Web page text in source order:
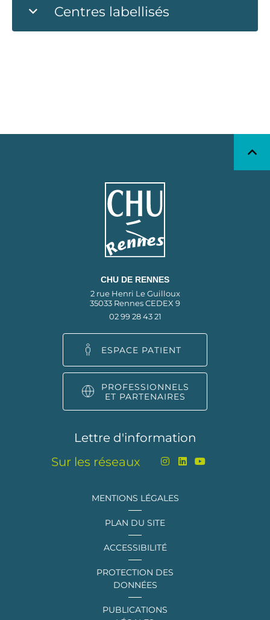
Centres labellisés
CHU DE RENNES
2 rue Henri Le Guilloux
35033 Rennes CEDEX 9
02 99 28 43 21
ESPACE PATIENT
PROFESSIONNELS
ET PARTENAIRES
Lettre d'information
Sur les réseaux
MENTIONS LÉGALES
PLAN DU SITE
ACCESSIBILITÉ
PROTECTION DES
DONNÉES
PUBLICATIONS